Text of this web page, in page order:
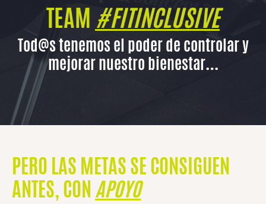
TEAM #FITINCLUSIVE
Tod@s tenemos el poder de controlar y
mejorar nuestro bienestar…
PERO LAS METAS SE CONSIGUEN
ANTES, CONAPOYO